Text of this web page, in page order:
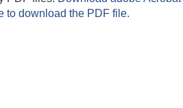
to download the PDF file.